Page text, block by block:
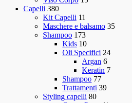
Capelli 380
Kit Capelli 11
Maschere e balsamo 35
Shampoo 173
Kids 10
Oli Specifici 24
Argan 6
Keratin 7
Shampoo 77
Trattamenti 39
Styling capelli 80